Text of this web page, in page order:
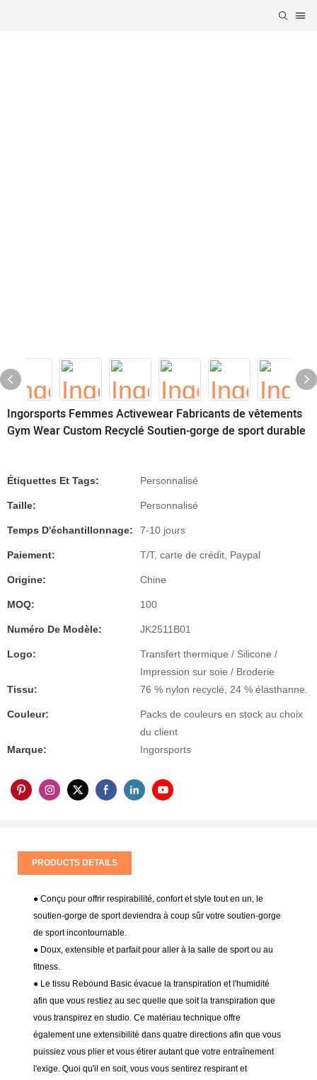
Ingorsports Femmes Activewear Fabricants de vêtements
Gym Wear Custom Recyclé Soutien-gorge de sport durable
Étiquettes Et Tags: Personnalisé
Taille: Personnalisé
Temps D'échantillonnage: 7-10 jours
Paiement: T/T, carte de crédit, Paypal
Origine: Chine
MOQ: 100
Numéro De Modèle: JK2511B01
Logo:
Transfert thermique / Silicone /
Impression sur soie / Broderie
Tissu:
76 % nylon recyclé, 24 % élasthanne.
Couleur:
Packs de couleurs en stock au choix
du client
Marque:
Ingorsports
PRODUCTS DETAILS
● Conçu pour offrir respirabilité, confort et style tout en un, le
soutien-gorge de sport deviendra à coup sûr votre soutien-gorge
de sport incontournable.
● Doux, extensible et parfait pour aller à la salle de sport ou au
fitness.
● Le tissu Rebound Basic évacue la transpiration et l'humidité
afin que vous restiez au sec quelle que soit la transpiration que
vous transpirez en studio. Ce matériau technique offre
également une extensibilité dans quatre directions afin que vous
puissiez vous plier et vous étirer autant que votre entraînement
l'exige. Quoi qu'il en soit, vous vous sentirez respirant et